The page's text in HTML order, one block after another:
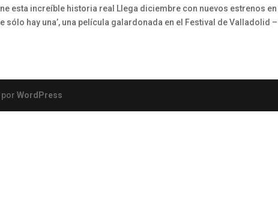
esta increíble historia real Llega diciembre con nuevos estrenos en
sólo hay una’, una película galardonada en el Festival de Valladolid
porWordPress